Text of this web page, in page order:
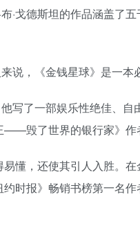
戈德斯坦的作品涵盖了
说，《金钱星球》是一
写了一部娱乐性绝佳、
——毁了世界的银行家》作
懂，还使其引人入胜。
时报》畅销书榜第一名作